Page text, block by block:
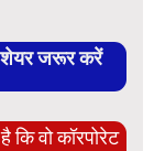
शेयर जरूर करें
वो कॉरपोरेट